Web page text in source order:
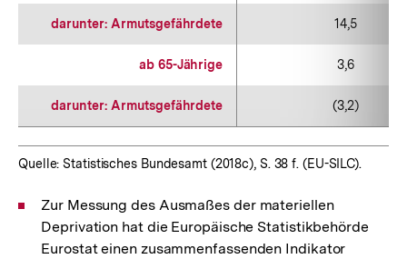
darunter: Armutsgefährdete 14,5
ab 65-Jährige 3,6
darunter: Armutsgefährdete (3,2)
Quelle: Statistisches Bundesamt (2018c), S. 38 f. (EU-SILC).
Zur Messung des Ausmaßes der materiellen
Deprivation hat die Europäische Statistikbehörde
Eurostat einen zusammenfassenden Indikator